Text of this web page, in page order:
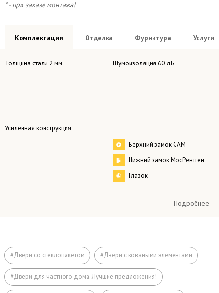
* - при заказе монтажа!
Комплектация Отделка Фурнитура Услуги
Толщина стали 2 мм Шумоизоляция 60 дБ
Усиленная конструкция
Верхний замок САМ
Нижний замок МосРентген
Глазок
– одностворчатые 2000×800 мм
– двустворчатые 2000×1200 мм
Коробка профильная труба 50×25 мм
Подробнее
#Двери со стеклопакетом #Двери с коваными элементами
#Двери для частного дома. Лучшие предложения!